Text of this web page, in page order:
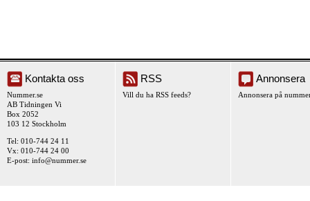
Kontakta oss
Nummer.se
AB Tidningen Vi
Box 2052
103 12 Stockholm
Tel: 010-744 24 11
Vx: 010-744 24 00
E-post: info@nummer.se
RSS
Vill du ha RSS feeds?
Annonsera
Annonsera på